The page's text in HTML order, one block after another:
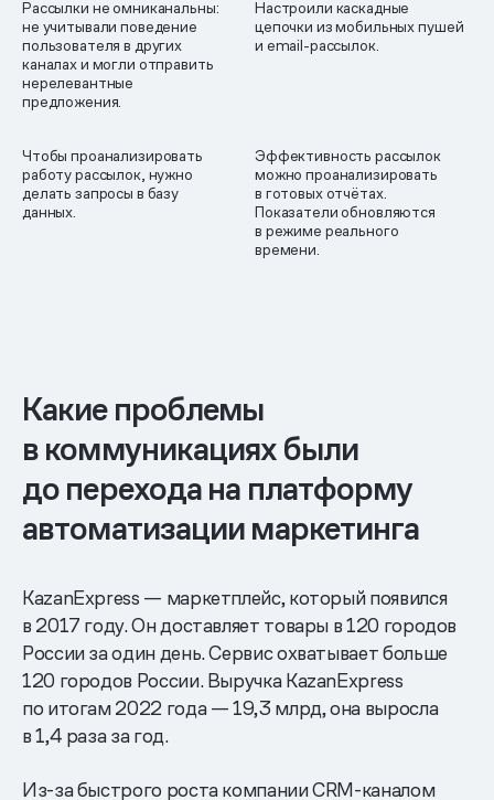
Рассылки не омниканальны:
не учитывали поведение
пользователя в других
каналах и могли отправить
нерелевантные
предложения.
Настроили каскадные
цепочки из мобильных пушей
и email-рассылок.
Чтобы проанализировать
работу рассылок, нужно
делать запросы в базу
данных.
Эффективность рассылок
можно проанализировать
в готовых отчётах.
Показатели обновляются
в режиме реального
времени.
Какие проблемы
в коммуникациях были
до перехода на платформу
автоматизации маркетинга
KazanExpress — маркетплейс, который появился
в 2017 году. Он доставляет товары в 120 городов
России за один день. Сервис охватывает больше
120 городов России. Выручка KazanExpress
по итогам 2022 года — 19,3 млрд, она выросла
в 1,4 раза за год.
Из-за быстрого роста компании CRM-каналом